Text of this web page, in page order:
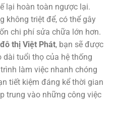
lại hoàn toàn ngược lại.
không triệt để, có thể gây
chi phí sửa chữa lớn hơn.
thị Việt Phát, bạn sẽ được
dài tuổi thọ của hệ thống
làm việc nhanh chóng
tiết kiệm đáng kể thời gian
trung vào những công việc